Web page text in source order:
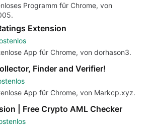
Programm für Chrome, von
Extension
App für Chrome, von dorhason3.
Finder and Verifier!
App für Chrome, von Markcp.xyz.
| Free Crypto AML Checker